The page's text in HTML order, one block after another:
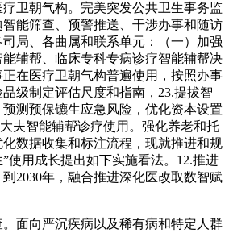
卫朝气构。完美突发公共卫生事务监
能筛查、预警推送、干涉办事和随访
局、各曲属和联系单元：（一）加强
辅帮、临床专科专病诊疗智能辅帮决
在医疗卫朝气构普遍使用，按照办事
级制定评估尺度和指南，23.提拔智
测预保镳生应急风险，优化资本设置
夫智能辅帮诊疗使用。强化养老和托
数据收集和标注流程，现就推进和规
使用成长提出如下实施看法。12.推进
2030年，融合推进深化医改取数智赋
向严沉疾病以及稀有病和特定人群